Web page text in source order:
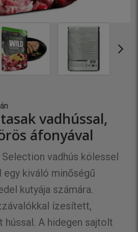
vadhússal,
áfonyával
vadhús kölessel
egy kiváló minőségű
kutyája számára.
ízesített,
A hidegen sajtolt